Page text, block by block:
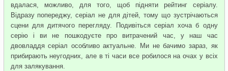
вдалася, можливо, для того, щоб підняти рейтинг серіалу.
Відразу попереджу, серіал не для дітей, тому що зустрічаються
сцени для дитячого перегляду. Подивіться серіал хоча б одну
серію і ви не пошкодуєте про витрачений час, у наш час
двовладдя серіал особливо актуальне. Ми не бачимо зараз, як
прибирають неугодних, але в ті часи все робилося на очах у всіх
для залякування.